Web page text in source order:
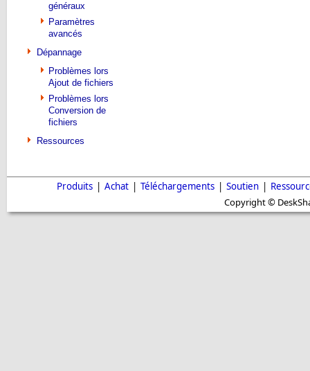
généraux
Paramètres
avancés
Dépannage
Problèmes lors
Ajout de fichiers
Problèmes lors
Conversion de
fichiers
Ressources
Produits | Achat | Téléchargements | Soutien |
Copyright ©